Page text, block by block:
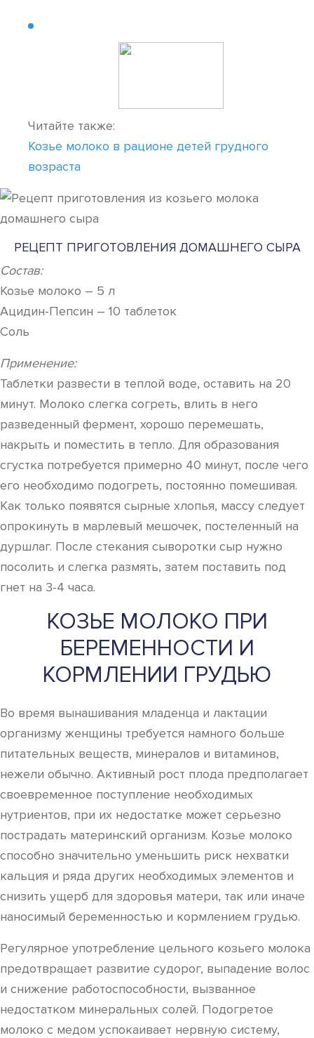
Читайте также:
Козье молоко в рационе детей грудного
возраста
РЕЦЕПТ ПРИГОТОВЛЕНИЯ ДОМАШНЕГО СЫРА
Состав:
Козье молоко – 5 л
Ацидин-Пепсин – 10 таблеток
Соль
Применение:
Таблетки развести в теплой воде, оставить на 20
минут. Молоко слегка согреть, влить в него
разведенный фермент, хорошо перемешать,
накрыть и поместить в тепло. Для образования
сгустка потребуется примерно 40 минут, после чего
его необходимо подогреть, постоянно помешивая.
Как только появятся сырные хлопья, массу следует
опрокинуть в марлевый мешочек, постеленный на
дуршлаг. После стекания сыворотки сыр нужно
посолить и слегка размять, затем поставить под
гнет на 3-4 часа.
КОЗЬЕ МОЛОКО ПРИ
БЕРЕМЕННОСТИ И
КОРМЛЕНИИ ГРУДЬЮ
Во время вынашивания младенца и лактации
организму женщины требуется намного больше
питательных веществ, минералов и витаминов,
нежели обычно. Активный рост плода предполагает
своевременное поступление необходимых
нутриентов, при их недостатке может серьезно
пострадать материнский организм. Козье молоко
способно значительно уменьшить риск нехватки
кальция и ряда других необходимых элементов и
снизить ущерб для здоровья матери, так или иначе
наносимый беременностью и кормлением грудью.
Регулярное употребление цельного козьего молока
предотвращает развитие судорог, выпадение волос
и снижение работоспособности, вызванное
недостатком минеральных солей. Подогретое
молоко с медом успокаивает нервную систему,